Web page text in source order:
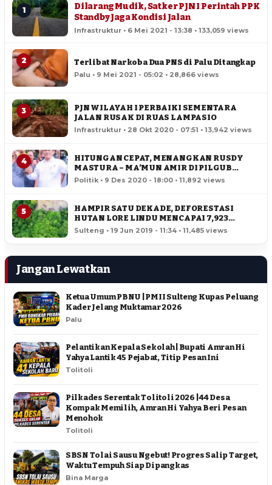
1
Dilarang Mudik, Satker PJN I Perintah PPK
Standby Jaga Kondisi Jalan
Infrastruktur • 6 Mei 2021 - 13:38 • 133,059 views
2 Terlibat Narkoba Dua PNS di Palu Ditangkap
Palu • 9 Mei 2021 - 05:02 • 28,866 views
3
PJN WILAYAH I PERBAIKI SEMENTARA
JALAN RUSAK DI RUAS LAMPASIO
Infrastruktur • 28 Okt 2020 - 07:51 • 13,942 views
4
HITUNGAN CEPAT, MENANGKAN RUSDY
MASTURA – MA’MUN AMIR DI PILGUB
SULTENG
Politik • 9 Des 2020 - 18:00 • 11,892 views
5
HAMPIR SATU DEKADE, DEFORESTASI
HUTAN LORE LINDU MENCAPAI 7,923
HEKTAR
Sulteng • 19 Jun 2019 - 11:34 • 11,485 views
Jangan Lewatkan
Ketua Umum PBNU | PMII Sulteng Kupas Peluang
Kader Jelang Muktamar 2026
Palu
Pelantikan Kepala Sekolah | Bupati Amran Hi
Yahya Lantik 45 Pejabat, Titip Pesan Ini
Tolitoli
Pilkades Serentak Tolitoli 2026 | 44 Desa
Kompak Memilih, Amran Hi Yahya Beri Pesan
Menohok
Tolitoli
SBSN Tolai Sausu Ngebut! Progres Salip Target,
Waktu Tempuh Siap Dipangkas
Bina Marga